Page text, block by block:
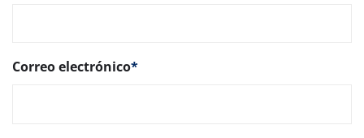
Correo electrónico*